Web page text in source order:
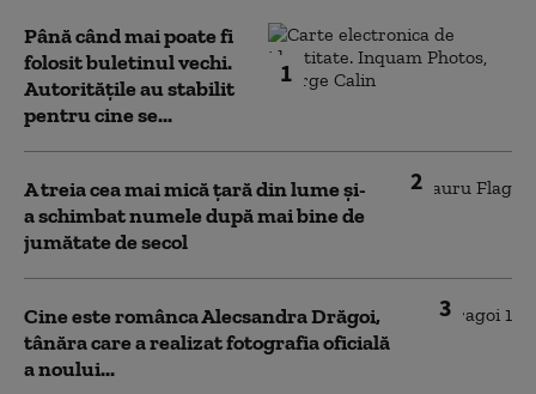
1
Până când mai poate fi
folosit buletinul vechi.
Autoritățile au stabilit
pentru cine se...
2
A treia cea mai mică țară din lume și-
a schimbat numele după mai bine de
jumătate de secol
3
Cine este românca Alecsandra Drăgoi,
tânăra care a realizat fotografia oficială
a noului...